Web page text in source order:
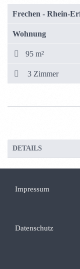
Frechen - Rhein-
Wohnung
95 m²
3 Zimmer
DETAILS
Impressum
Datenschutz